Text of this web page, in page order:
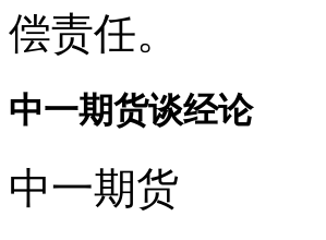
偿责任。
中一期货谈经论
中一期货